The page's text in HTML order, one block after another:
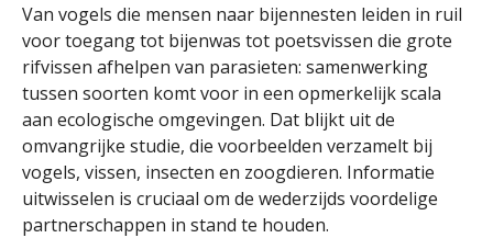
Van vogels die mensen naar bijennesten leiden in ruil
voor toegang tot bijenwas tot poetsvissen die grote
rifvissen afhelpen van parasieten: samenwerking
tussen soorten komt voor in een opmerkelijk scala
aan ecologische omgevingen. Dat blijkt uit de
omvangrijke studie, die voorbeelden verzamelt bij
vogels, vissen, insecten en zoogdieren. Informatie
uitwisselen is cruciaal om de wederzijds voordelige
partnerschappen in stand te houden.